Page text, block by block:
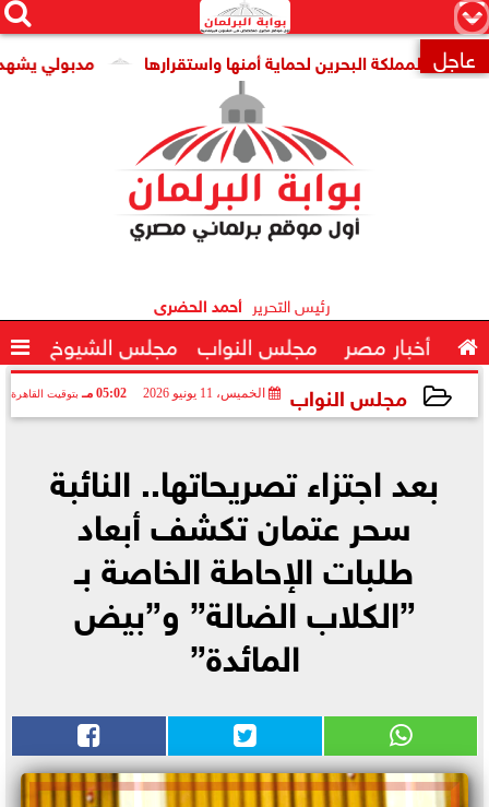
×


 عاجل مدبولي يشهد توقيع البحرين لحماية أمنها واستقرارها
رئيس التحرير أحمد الحضرى
 أخبار مصر مجلس النواب مجلس الشيوخ 
مجلس النواب الخميس، 11 يونيو 2026 05:02 مـ بتوقيت القاهرة
بعد اجتزاء تصريحاتها.. النائبة
سحر عتمان تكشف أبعاد
طلبات الإحاطة الخاصة بـ
”الكلاب الضالة” و”بيض
المائدة”